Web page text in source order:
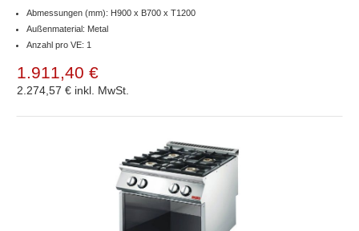
Abmessungen (mm): H900 x B700 x T1200
Außenmaterial: Metal
Anzahl pro VE: 1
1.911,40 €
2.274,57 € inkl. MwSt.